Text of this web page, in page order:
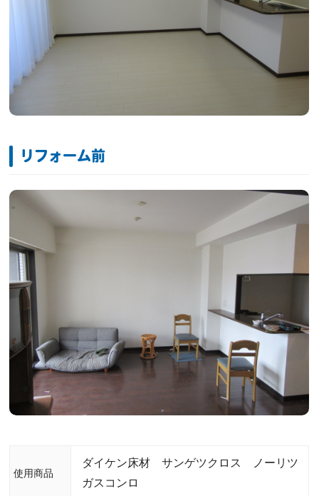
リフォーム前
使用商品
ダイケン床材 サンゲツクロス ノーリツ
ガスコンロ